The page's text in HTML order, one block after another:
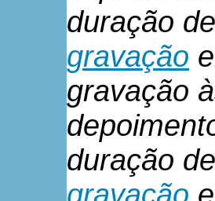
duração
gravação
gravação
duração